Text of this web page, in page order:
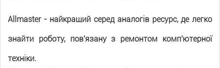
Allmaster - найкращий серед аналогів ресурс, де легко
знайти роботу, пов'язану з ремонтом комп'ютерної
техніки.